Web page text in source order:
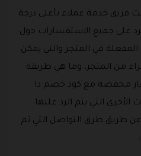
فريق خدمة عملاء بأعلى درجة
على جميع الاستفسارات حول
في المتجر والتي يمكن
من المتجر، وما هي طريقة
مخفضة مع كود خصم ذا
التي يتم الرد عليها
طريق طرق التواصل التي تم